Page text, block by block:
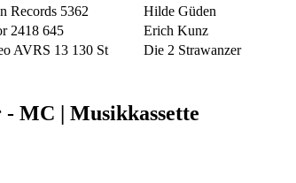
Records 5362 Hilde Güden
2418 645 Erich Kunz
AVRS 13 130 St Die 2 Strawanzer
MC | Musikkassette